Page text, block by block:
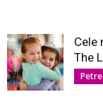
Cele
The